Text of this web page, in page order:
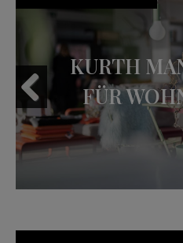
MANUFAKTUR
WOHNKULTUR
Previous